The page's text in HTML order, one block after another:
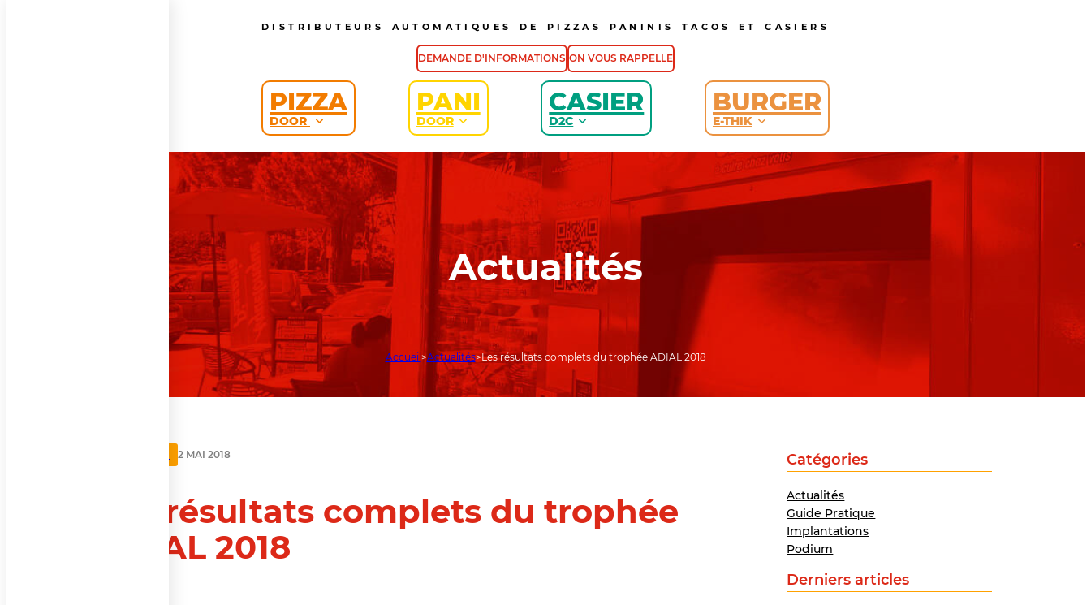
DISTRIBUTEURS AUTOMATIQUES DE PIZZAS PANINIS TACOS ET CASIERS
DEMANDE D'INFORMATIONS ON VOUS RAPPELLE
PIZZA
DOOR
PANI
DOOR
CASIER
D2C
BURGER
E-THIK
Actualités
Accueil Actualités Les résultats complets du trophée ADIAL 2018
2 MAI 2018
Les résultats complets du trophée
ADIAL 2018
Catégories
Actualités
Guide Pratique
Implantations
Podium
Derniers articles